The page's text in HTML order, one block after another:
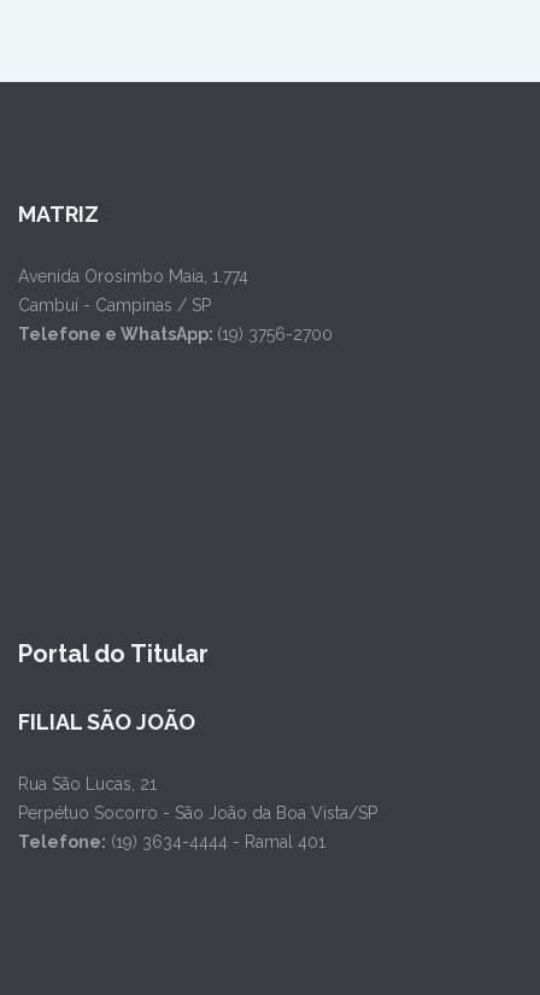
MATRIZ
Avenida Orosimbo Maia, 1.774
Cambuí - Campinas / SP
Telefone e WhatsApp: (19) 3756-2700
Portal do Titular
FILIAL SÃO JOÃO
Rua São Lucas, 21
Perpétuo Socorro - São João da Boa Vista/SP
Telefone: (19) 3634-4444 - Ramal 401